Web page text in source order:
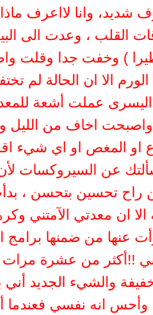
شديد، وانا لااعرف
القلب ، وعدت الى
) وخفت جدا وقلت
الا ان الحالة لم
عملت أشعة
اخاف من الليل
او المغص او اي شيء
عن السيروكسات
عليه لمدة6 شهور وبعد اسبوعين راح
ان معدتي الآمتني
عنها من ضمنها برامج
!!أكثر من عشرة
خفيفة والشيء الجديد
وأحس انه نفسي فعندما